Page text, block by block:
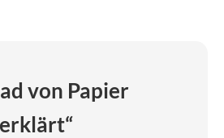
von Papier